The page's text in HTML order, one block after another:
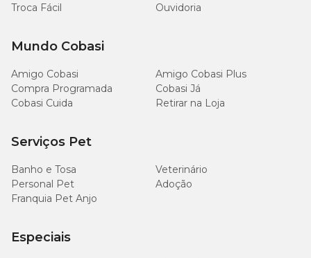
Troca Fácil
Ouvidoria
Mundo Cobasi
Amigo Cobasi
Amigo Cobasi Plus
Compra Programada
Cobasi Já
Cobasi Cuida
Retirar na Loja
Serviços Pet
Banho e Tosa
Veterinário
Personal Pet
Adoção
Franquia Pet Anjo
Especiais